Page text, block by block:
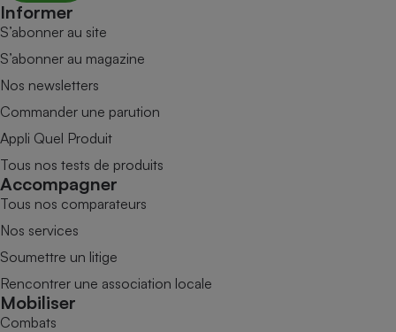
Informer
S’abonner au site
S’abonner au magazine
Nos newsletters
Commander une parution
Appli Quel Produit
Tous nos tests de produits
Accompagner
Tous nos comparateurs
Nos services
Soumettre un litige
Rencontrer une association locale
Mobiliser
Combats